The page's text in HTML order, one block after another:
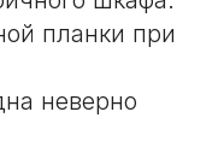
планки при
неверно